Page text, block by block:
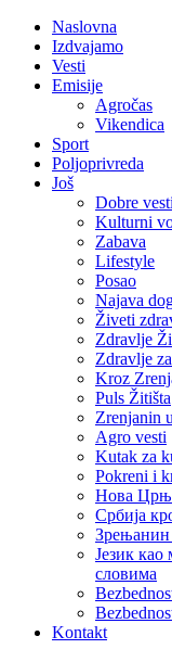
Naslovna
Izdvajamo
Vesti
Emisije
Agročas
Vikendica
Sport
Poljoprivreda
Još
Dobre vesti
Kulturni
Zabava
Lifestyle
Posao
Najava
Živeti
Zdravlje
Zdravlje
Kroz
Puls Žitišta
Zrenjanin
Agro vesti
Kutak za
Pokreni i
Нова
Србија
Зрењанин
Језик
словима
Kontakt